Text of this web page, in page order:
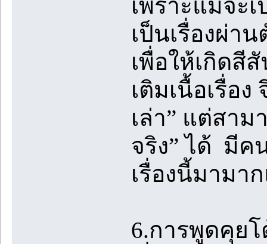
เพราะแม้จะ
เป็นเรื่องผ่า
เพื่อให้เกิดสี
เติมเนื้อเรื่อ
เล่า” แต่สาม
จริง” ได้ มีค
เรื่องนี้มามา
6.การพูดคุย